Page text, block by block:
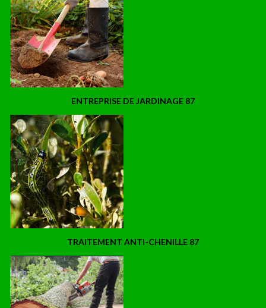
ENTREPRISE DE JARDINAGE 87
TRAITEMENT ANTI-CHENILLE 87